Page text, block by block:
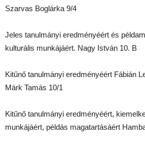
Szarvas Boglárka 9/4
Jeles tanulmányi eredményéért és
kulturális munkájáért. Nagy István 10. B
Kitűnő tanulmányi eredményéért Fábián
Márk Tamás 10/1
Kitűnő tanulmányi eredményéért,
munkájáért, példás magatartásáért